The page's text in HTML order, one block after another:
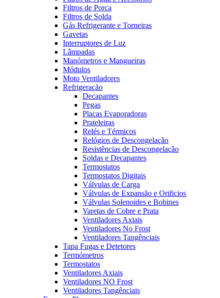
Filtros de Porca
Filtros de Solda
Gás Refrigerante e Torneiras
Gavetas
Interruptores de Luz
Lâmpadas
Manómetros e Mangueiras
Módulos
Moto Ventiladores
Refrigeração
Decapantes
Pegas
Placas Evaporadoras
Prateleiras
Relés e Térmicos
Relógios de Descongelação
Resistências de Descongelação
Soldas e Decapantes
Termostatos
Termostatos Digitais
Válvulas de Carga
Válvulas de Expansão e Orificios
Válvulas Solenoides e Bobines
Varetas de Cobre e Prata
Ventiladores Axiais
Ventiladores No Frost
Ventiladores Tangênciais
Tapa Fugas e Detetores
Termómetros
Termostatos
Ventiladores Axiais
Ventiladores NO Frost
Ventiladores Tangênciais